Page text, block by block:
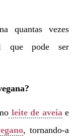
quantas vezes
que pode ser
leite de aveiae
, tornando-a